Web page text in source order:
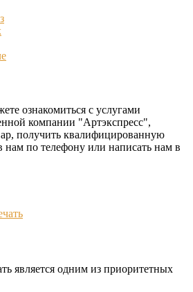
ознакомиться с услугами
компании "Артэкспресс",
получить квалифицированную
нам по телефону или написать нам в
является одним из приоритетных